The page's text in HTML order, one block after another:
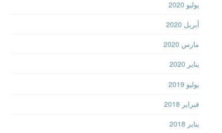
يوليو 2020
أبريل 2020
مارس 2020
يناير 2020
يوليو 2019
فبراير 2018
يناير 2018